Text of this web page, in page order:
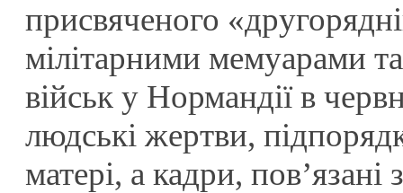
присвяченого
мілітарними мемуарами
військ у Нормандії в
людські жертви,
матері, а кадри,